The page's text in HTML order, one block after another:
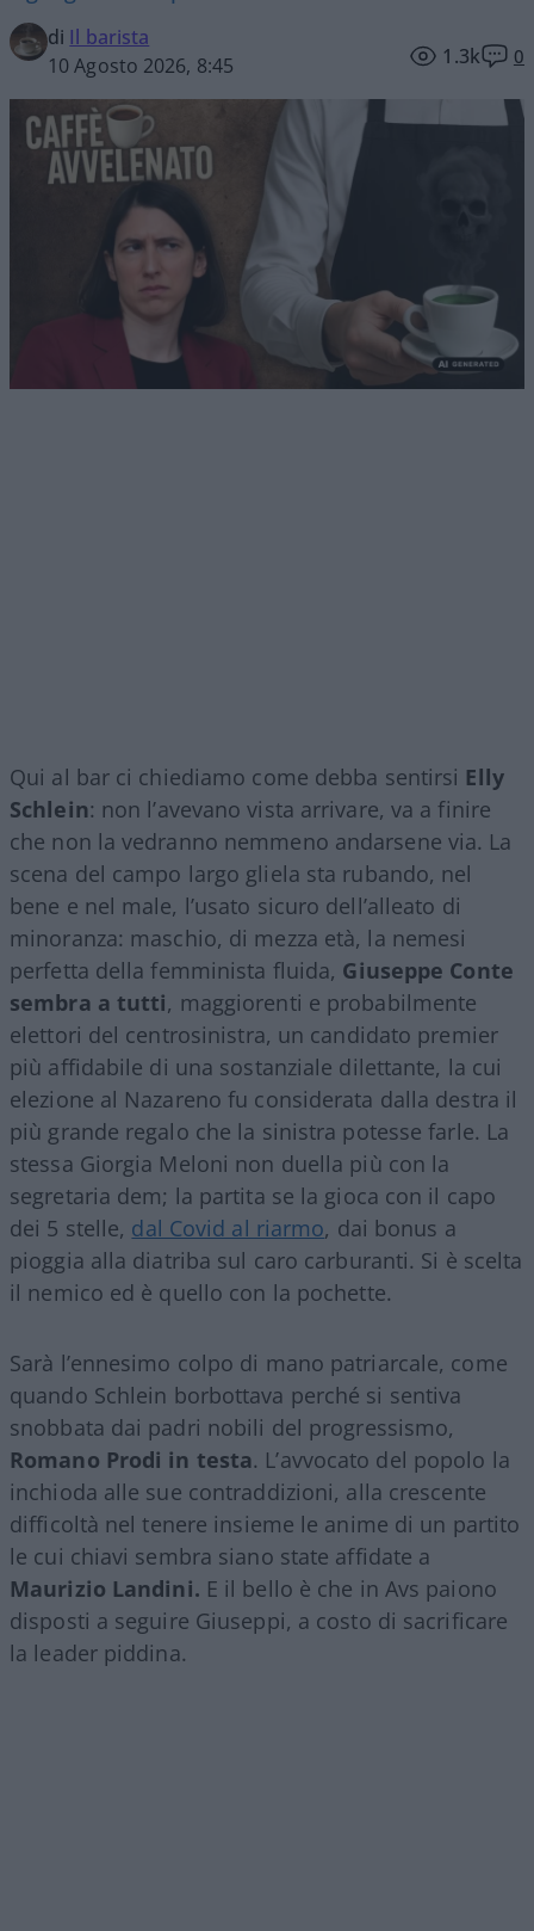
di Il barista
10 Agosto 2026, 8:45
1.3k 0
Qui al bar ci chiediamo come debba sentirsi Elly
Schlein: non l’avevano vista arrivare, va a finire
che non la vedranno nemmeno andarsene via. La
scena del campo largo gliela sta rubando, nel
bene e nel male, l’usato sicuro dell’alleato di
minoranza: maschio, di mezza età, la nemesi
perfetta della femminista fluida, Giuseppe Conte
sembra a tutti, maggiorenti e probabilmente
elettori del centrosinistra, un candidato premier
più affidabile di una sostanziale dilettante, la cui
elezione al Nazareno fu considerata dalla destra il
più grande regalo che la sinistra potesse farle. La
stessa Giorgia Meloni non duella più con la
segretaria dem; la partita se la gioca con il capo
dei 5 stelle, dal Covid al riarmo, dai bonus a
pioggia alla diatriba sul caro carburanti. Si è scelta
il nemico ed è quello con la pochette.
Sarà l’ennesimo colpo di mano patriarcale, come
quando Schlein borbottava perché si sentiva
snobbata dai padri nobili del progressismo,
Romano Prodi in testa. L’avvocato del popolo la
inchioda alle sue contraddizioni, alla crescente
difficoltà nel tenere insieme le anime di un partito
le cui chiavi sembra siano state affidate a
Maurizio Landini. E il bello è che in Avs paiono
disposti a seguire Giuseppi, a costo di sacrificare
la leader piddina.